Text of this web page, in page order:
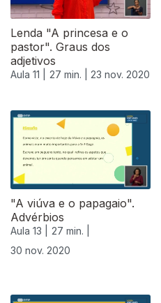
Lenda "A princesa e o
pastor". Graus dos
adjetivos
Aula 11 | 27 min. | 23 nov. 2020
"A viúva e o papagaio".
Advérbios
Aula 13 |
27 min. |
30 nov. 2020